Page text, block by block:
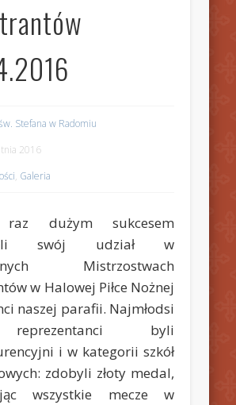
Stefana w Radomiu
2016
, Galeria
raz dużym sukcesem
swój udział w
Mistrzostwach
w Halowej Piłce Nożnej
naszej parafii. Najmłodsi
byli
i w kategorii szkół
zdobyli złoty medal,
wszystkie mecze w